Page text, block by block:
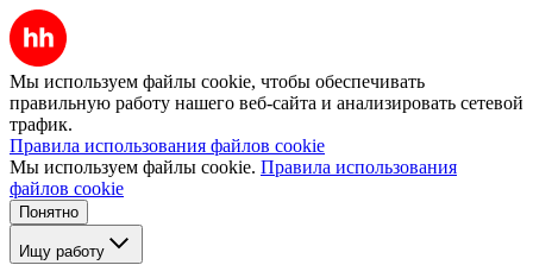
Мы используем файлы cookie, чтобы обеспечивать
правильную работу нашего веб-сайта и анализировать сетевой
трафик.
Правила использования файлов cookie
Мы используем файлы cookie. Правила использования
файлов cookie
Понятно
Ищу работу